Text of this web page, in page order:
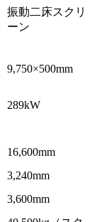
振動二床スクリ
ーン
9,750×500mm
289kW
16,600mm
3,240mm
3,600mm